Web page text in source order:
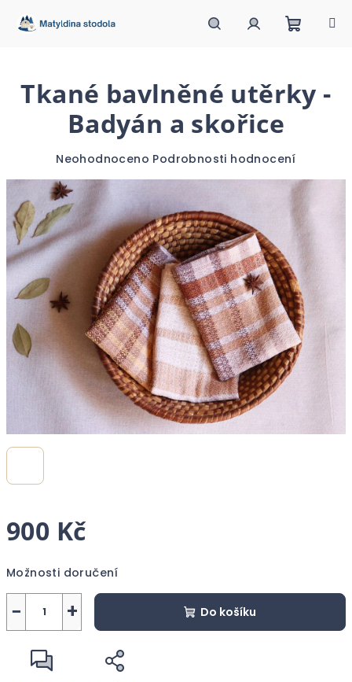
košík
900 Kč
cena:
Možnosti doručení
+
− Do košíku
Tkané bavlněné utěrky -
Badyán a skořice
Průměrné
produktu
je
0,0
z
5
hvězdiček.
Neohodnoceno Podrobnosti hodnocení